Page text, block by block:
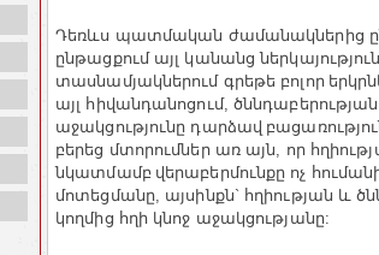
Դեռևս պատմական ժամանակներից
ընթացքում այլ կանանց
տասնամյակներում գրեթե բոլոր
այլ հիվանդանոցում, ծննդաբերության
աջակցությունը դարձավ
բերեց մտորումներ առ այն, որ
նկատմամբ վերաբերմունքը ոչ
մոտեցմանը, այսինքն` հղիության և
կողմից հղի կնոջ աջակցությանը: